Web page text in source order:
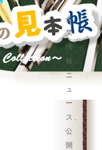
企
業
情
報、
ニ
ュ
ー
ス、
公
開